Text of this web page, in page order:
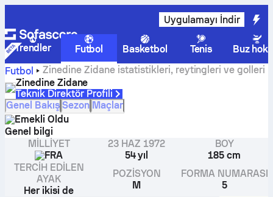
Uygulamayı İndir
Trendler Futbol Basketbol Tenis
Buz
Futbol
Zinedine Zidane istatistikleri, reytingleri ve golleri
Zinedine Zidane
Teknik Direktör Profili
Genel Bakış Sezon Maçlar
Emekli Oldu
Genel bilgi
MILLIYET
FRA
23 HAZ 1972
54 yıl
BOY
185 cm
TERCIH EDILEN
AYAK
Her ikisi de
POZISYON
M
FORMA NUMARASI
5